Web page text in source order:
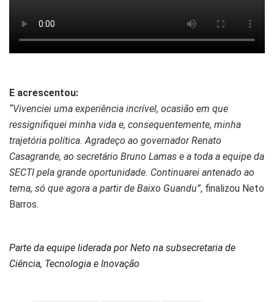
E acrescentou:
“Vivenciei uma experiência incrível, ocasião em que
ressignifiquei minha vida e, consequentemente, minha
trajetória política. Agradeço ao governador Renato
Casagrande, ao secretário Bruno Lamas e a toda a equipe da
SECTI pela grande oportunidade. Continuarei antenado ao
tema, só que agora a partir de Baixo Guandu”, finalizou Neto
Barros.
Parte da equipe liderada por Neto na subsecretaria de
Ciência, Tecnologia e Inovação